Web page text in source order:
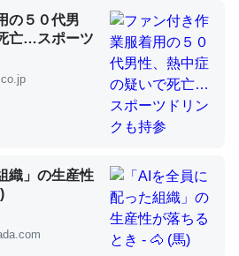
ウムも酸素も不足してて両方に不
てるのでは」とあって面白い。海に
・ウミグモ）はカルシウムを使わ
だが、酵素が違うのか？
昆虫学の大問題＝「昆虫はなぜ海にいな
シウムを大量に使う脊椎動物と貝
…。腹足類だと殻を無くしてナメク
の５０代男
亡…スポーツ
織」の生産性